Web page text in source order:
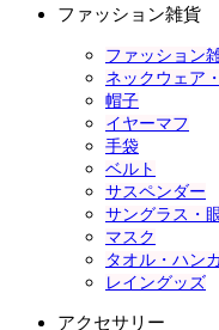
ファッション雑貨
ファッション
ネックウェア
帽子
イヤーマフ
手袋
ベルト
サスペンダー
サングラス・
マスク
タオル・ハン
レイングッズ
アクセサリー